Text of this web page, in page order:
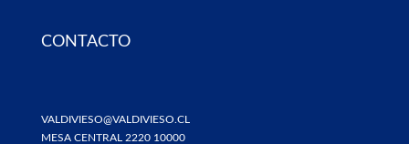
CONTACTO
VALDIVIESO@VALDIVIESO.CL
MESA CENTRAL 2220 10000